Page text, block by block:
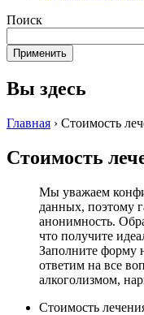
Поиск
Вы здесь
Главная › Стоимость
Стоимость
Мы уважаем
данных, поэтому
анонимность.
что получите
Заполните форму
ответим на все
алкоголизмом,
Стоимость